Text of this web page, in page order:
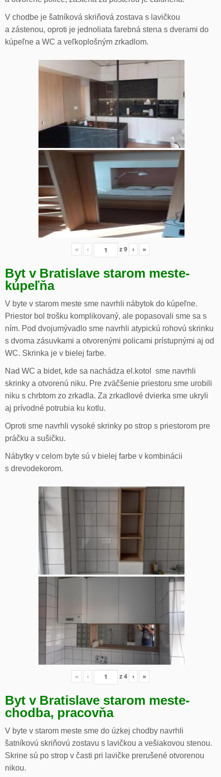
V chodbe je šatníková skriňová zostava s lavičkou
a zástenou, oproti je jednoliata farebná stena s dverami do
kúpeľne a WC a veľkoplošným zrkadlom.
« ‹ z9 › »
Byt v Bratislave starom meste-
kúpeľňa
V byte v starom meste sme navrhli nábytok do kúpeľne.
Priestor bol trošku komplikovaný, ale popasovali sme sa s
ním. Pod dvojumývadlo sme navrhli atypickú rohovú skrinku
s dvoma zásuvkami a otvorenými policami prístupnými aj od
WC. Skrinka je v bielej farbe.
Nad WC a bidet, kde sa nachádza el.kotol sme navrhli
skrinky a otvorenú niku. Pre zväčšenie priestoru sme urobili
niku s chrbtom zo zrkadla. Za zrkadlové dvierka sme ukryli
aj prívodné potrubia ku kotlu.
Oproti sme navrhli vysoké skrinky po strop s priestorom pre
práčku a sušičku.
Nábytky v celom byte sú v bielej farbe v kombinácii
s drevodekorom.
« ‹ z4 › »
Byt v Bratislave starom meste-
chodba, pracovňa
V byte v starom meste sme do úzkej chodby navrhli
šatníkovú skriňovú zostavu s lavičkou a vešiakovou stenou.
Skrine sú po strop v časti pri lavičke prerušené otvorenou
nikou.